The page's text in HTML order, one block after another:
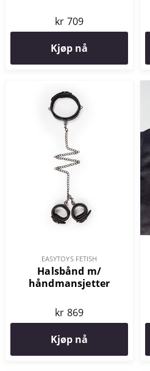
kr 709
Kjøp nå
EASYTOYS FETISH
Halsbånd m/
håndmansjetter
kr 869
Kjøp nå